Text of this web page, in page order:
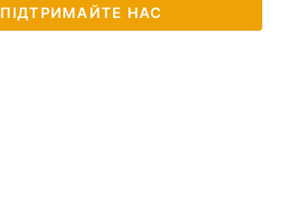
ПІДТРИМАЙТЕ НАС